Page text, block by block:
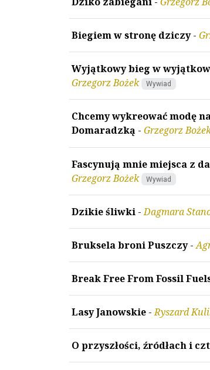
Biegiem w stronę dziczy-
Wyjątkowy bieg w
Grzegorz Bożek
Wywiad
Chcemy wykreować modę
Domaradzką - Grzegorz
Fascynują mnie miejsca z
Grzegorz Bożek
Wywiad
Dzikie śliwki -Dagmara
Bruksela broni Puszczy-
Break Free From Fossil
Lasy Janowskie -Ryszard
O przyszłości, źródłach i